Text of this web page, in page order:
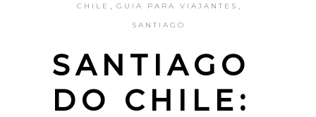
CHILE GUIA PARA VIAJANTES
SANTIAGO
SANTIAGO
DO CHILE: